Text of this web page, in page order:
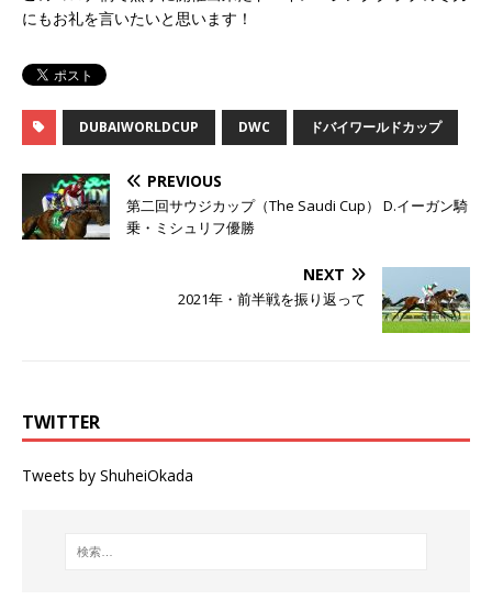
にもお礼を言いたいと思います！
DUBAIWORLDCUP DWC ドバイワールドカップ
PREVIOUS
第二回サウジカップ（The Saudi Cup） D.イーガン騎
乗・ミシュリフ優勝
NEXT
2021年・前半戦を振り返って
TWITTER
Tweets by ShuheiOkada